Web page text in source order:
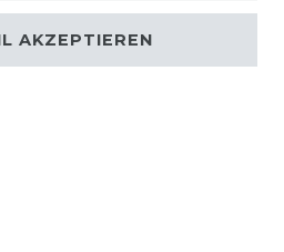
AKZEPTIEREN